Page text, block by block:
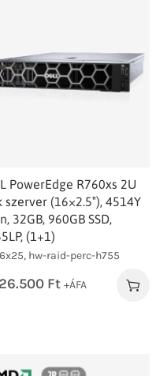
PowerEdge R760xs 2U
szerver (16×2.5″), 4514Y
32GB, 960GB SSD,
(1+1)
hw-raid-perc-h755
Ft +ÁFA